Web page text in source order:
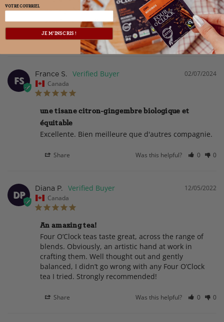
day long. Not too strong but certainly not lacking in
flavour - it is excellent!
Share Was this helpful? 0
FS
02/07/2024
France S.
Canada
une tisane citron-gingembre biologique et
équitable
Excellente. Bien meilleure que d'autres compagnie.
Share Was this helpful? 0 0
DP
12/05/2022
Diana P.
Canada
An amazing tea!
Four O’Clock teas taste great, across the range of
blends. Obviously, an artistic hand at work in
crafting them. Well thought out and gently
balanced, I didn’t go wrong with any Four O’Clock
tea I tried. Strongly recommended!
Share Was this helpful? 0 0
VOTRE COURRIEL
JE M'INSCRIS !